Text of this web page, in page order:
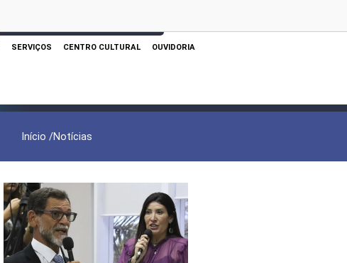
SERVIÇOS CENTRO CULTURAL OUVIDORIA
Início /Notícias